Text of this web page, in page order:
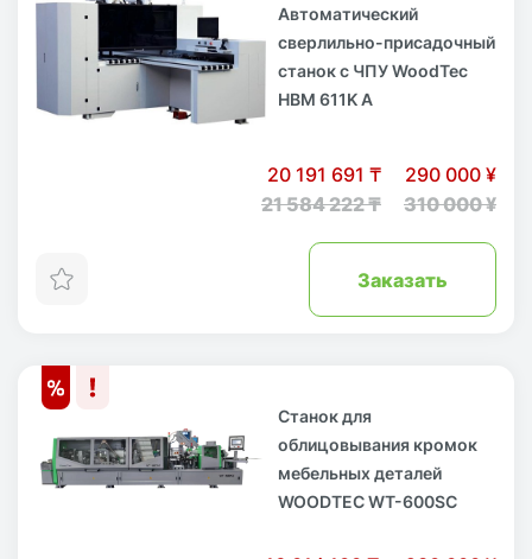
Автоматический
сверлильно-присадочный
станок с ЧПУ WoodTec
HBM 611K A
20 191 691 ₸
21 584 222 ₸
290 000 ¥
310 000 ¥
Заказать
Станок для
облицовывания кромок
мебельных деталей
WOODTEC WT-600SC